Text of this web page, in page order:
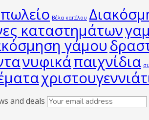
Βέλα καπέλου
καταστημάτων
γάμου
νυφικάπαιχνίδια
and deals